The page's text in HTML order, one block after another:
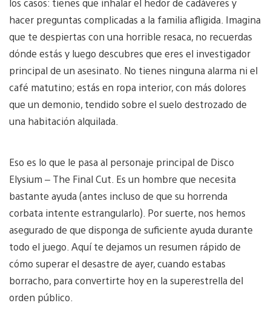
hacer preguntas complicadas a la familia afligida. Imagina
que te despiertas con una horrible resaca, no recuerdas
dónde estás y luego descubres que eres el investigador
principal de un asesinato. No tienes ninguna alarma ni el
café matutino; estás en ropa interior, con más dolores
que un demonio, tendido sobre el suelo destrozado de
una habitación alquilada.
Eso es lo que le pasa al personaje principal de Disco
Elysium – The Final Cut. Es un hombre que necesita
bastante ayuda (antes incluso de que su horrenda
corbata intente estrangularlo). Por suerte, nos hemos
asegurado de que disponga de suficiente ayuda durante
todo el juego. Aquí te dejamos un resumen rápido de
cómo superar el desastre de ayer, cuando estabas
borracho, para convertirte hoy en la superestrella del
orden público.